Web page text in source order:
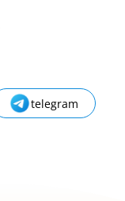
telegram